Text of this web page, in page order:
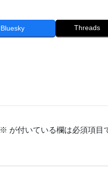
Bluesky Threads
※ が付いている欄は必須項目